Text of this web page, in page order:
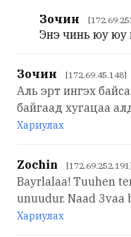
Зочин
Энэ чинь юу юу
Зочин
Аль эрт ингэх
байгаад хугацаа
Хариулах
Zochin
Bayrlalaa! Tuuhen
unuudur. Naad 3vaa
Хариулах